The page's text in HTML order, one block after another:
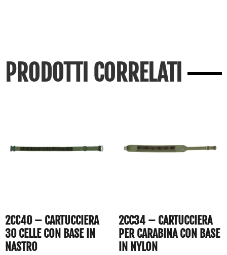
PRODOTTI CORRELATI
2CC40 – CARTUCCIERA
30 CELLE CON BASE IN
NASTRO
2CC34 – CARTUCCIERA
PER CARABINA CON BASE
IN NYLON